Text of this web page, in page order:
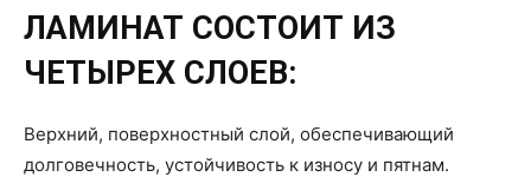
ЛАМИНАТ СОСТОИТ ИЗ
ЧЕТЫРЕХ СЛОЕВ:
Верхний, поверхностный слой, обеспечивающий
долговечность, устойчивость к износу и пятнам.